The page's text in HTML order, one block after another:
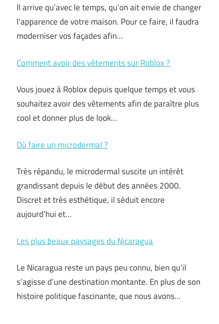
Il arrive qu’avec le temps, qu’on ait envie de changer
l’apparence de votre maison. Pour ce faire, il faudra
moderniser vos façades afin…
Comment avoir des vêtements sur Roblox ?
Vous jouez à Roblox depuis quelque temps et vous
souhaitez avoir des vêtements afin de paraître plus
cool et donner plus de look…
Où faire un microdermal ?
Très répandu, le microdermal suscite un intérêt
grandissant depuis le début des années 2000.
Discret et très esthétique, il séduit encore
aujourd’hui et…
Les plus beaux paysages du Nicaragua
Le Nicaragua reste un pays peu connu, bien qu’il
s’agisse d’une destination montante. En plus de son
histoire politique fascinante, que nous avons…